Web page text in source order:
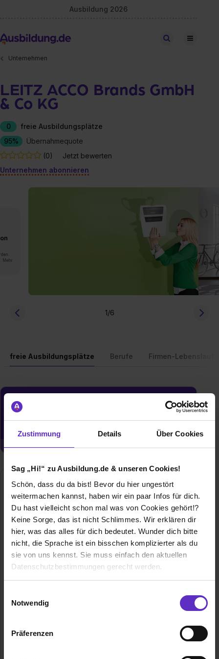
Zustimmung Details Über Cookies
Sag „Hi!“ zu Ausbildung.de & unseren Cookies!
Schön, dass du da bist! Bevor du hier ungestört
weitermachen kannst, haben wir ein paar Infos für dich.
Du hast vielleicht schon mal was von Cookies gehört!?
Keine Sorge, das ist nicht Schlimmes. Wir erklären dir
hier, was das alles für dich bedeutet. Wunder dich bitte
nicht, die Sprache ist ein bisschen komplizierter als du
sie von uns kennst. Sie muss einfach den aktuellen
Datenschutzbestimmungen gerecht werden.
Benutzung der Webseite getroffenen Einstellungen zu
Notwendig
Präferenzen
Ausbildung 2026
Stellen finden
Unternehmen
LEITZ ACCO Brands GmbH
& Co KG
0
freie Ausbildungsplätze
95%
Übernahmequote
(0)
Jetzt bewerten
Unternehmen abonnieren
Mehr
1/6
freie Ausbildungsplätze Berufe Firmen-Lebenslauf
Du möchtest neue Stellen automatisch
zugeschickt bekommen?
Jetzt aktivieren
LEITZ ACCO Brands GmbH & Co KG
Siemensstraße 64
70469 Stuttgart
1896
Mitarbeiter 564